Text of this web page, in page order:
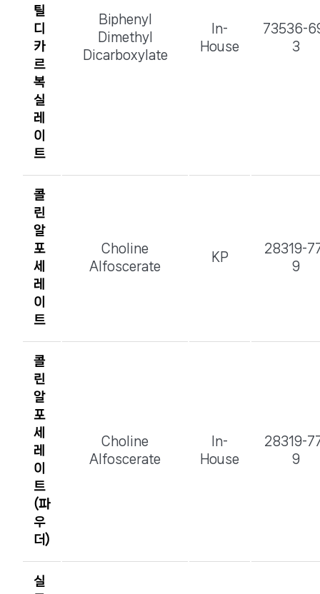
틸
디
카
르
복
실
레
이
트
Biphenyl
Dimethyl
Dicarboxylate
In-
House
73536-
3
콜
린
알
포
세
레
이
트
Choline
Alfoscerate
KP
28319-
9
콜
린
알
포
세
레
이
트
(파
우
더)
Choline
Alfoscerate
In-
House
28319-
9
실